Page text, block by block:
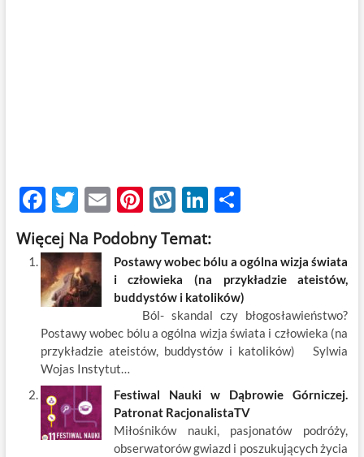
F
ac
e
b
o
o
k
T
w
itt
er
E
m
ail
Pi
nt
er
es
t
W
k
o
p
Li
k
e
dI
n
S
ar
e
Więcej Na Podobny Temat:
Postawy wobec bólu a ogólna wizja świata
i człowieka (na przykładzie ateistów,
buddystów i katolików)
Ból- skandal czy błogosławieństwo?
Postawy wobec bólu a ogólna wizja świata i człowieka (na
przykładzie ateistów, buddystów i katolików) Sylwia
Wojas Instytut…
Festiwal Nauki w Dąbrowie Górniczej.
Patronat RacjonalistaTV
Miłośników nauki, pasjonatów podróży,
obserwatorów gwiazd i poszukujących życia